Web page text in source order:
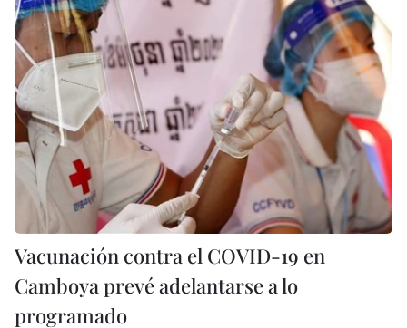
Vacunación contra el COVID-19 en
Camboya prevé adelantarse a lo
programado